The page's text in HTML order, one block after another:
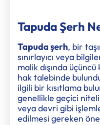
Tapuda Şerh
Tapuda şerh, bir
sınırlayıcı veya
malik dışında
hak talebinde
ilgili bir kısıtlama
genellikle geçici
veya devri gibi
edilmesi gereken